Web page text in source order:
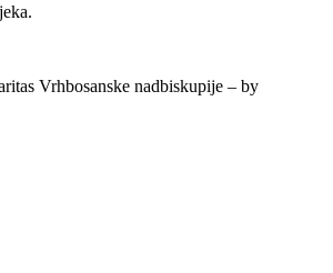
Vrhbosanske nadbiskupije – by